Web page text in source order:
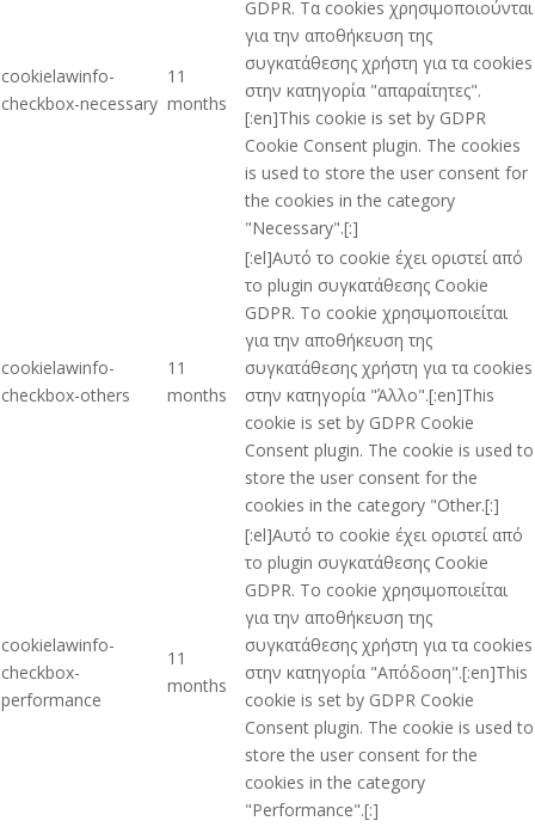
cookielawinfo-
checkbox-necessary
11
months
GDPR. Τα cookies χρησιμοποιούνται
για την αποθήκευση της
συγκατάθεσης χρήστη για τα cookies
στην κατηγορία "απαραίτητες".
[:en]This cookie is set by GDPR
Cookie Consent plugin. The cookies
is used to store the user consent for
the cookies in the category
"Necessary".[:]
cookielawinfo-
checkbox-others
11
months
[:el]Αυτό το cookie έχει οριστεί από
το plugin συγκατάθεσης Cookie
GDPR. Το cookie χρησιμοποιείται
για την αποθήκευση της
συγκατάθεσης χρήστη για τα cookies
στην κατηγορία "Άλλο".[:en]This
cookie is set by GDPR Cookie
Consent plugin. The cookie is used to
store the user consent for the
cookies in the category "Other.[:]
cookielawinfo-
checkbox-
performance
11
months
[:el]Αυτό το cookie έχει οριστεί από
το plugin συγκατάθεσης Cookie
GDPR. Το cookie χρησιμοποιείται
για την αποθήκευση της
συγκατάθεσης χρήστη για τα cookies
στην κατηγορία "Απόδοση".[:en]This
cookie is set by GDPR Cookie
Consent plugin. The cookie is used to
store the user consent for the
cookies in the category
"Performance".[:]